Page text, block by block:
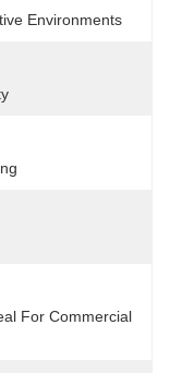
Environments
For Commercial